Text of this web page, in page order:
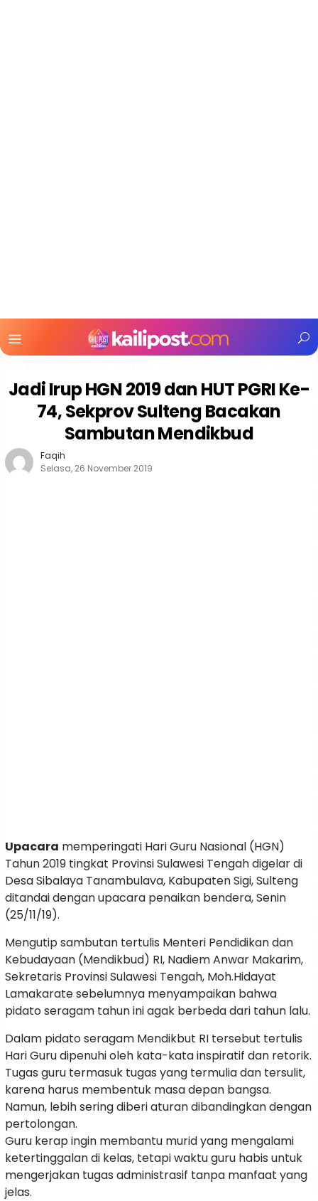
Mobile
Jadi Irup HGN 2019 dan HUT PGRI Ke-
74, Sekprov Sulteng Bacakan
Sambutan Mendikbud
Faqih
Selasa, 26 November 2019
Upacara memperingati Hari Guru Nasional (HGN)
Tahun 2019 tingkat Provinsi Sulawesi Tengah digelar di
Desa Sibalaya Tanambulava, Kabupaten Sigi, Sulteng
ditandai dengan upacara penaikan bendera, Senin
(25/11/19).
Mengutip sambutan tertulis Menteri Pendidikan dan
Kebudayaan (Mendikbud) RI, Nadiem Anwar Makarim,
Sekretaris Provinsi Sulawesi Tengah, Moh.Hidayat
Lamakarate sebelumnya menyampaikan bahwa
pidato seragam tahun ini agak berbeda dari tahun lalu.
Dalam pidato seragam Mendikbut RI tersebut tertulis
Hari Guru dipenuhi oleh kata-kata inspiratif dan retorik.
Tugas guru termasuk tugas yang termulia dan tersulit,
karena harus membentuk masa depan bangsa.
Namun, lebih sering diberi aturan dibandingkan dengan
pertolongan.
Guru kerap ingin membantu murid yang mengalami
ketertinggalan di kelas, tetapi waktu guru habis untuk
mengerjakan tugas administrasif tanpa manfaat yang
jelas.